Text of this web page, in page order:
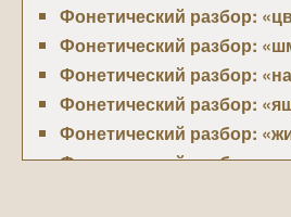
Фонетический разбор:
Фонетический разбор:
Фонетический разбор:
Фонетический разбор:
Фонетический разбор:
Фонетический разбор: